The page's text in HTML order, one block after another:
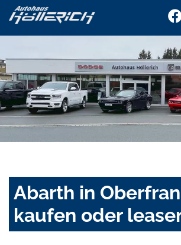
Abarth in
kaufen oder